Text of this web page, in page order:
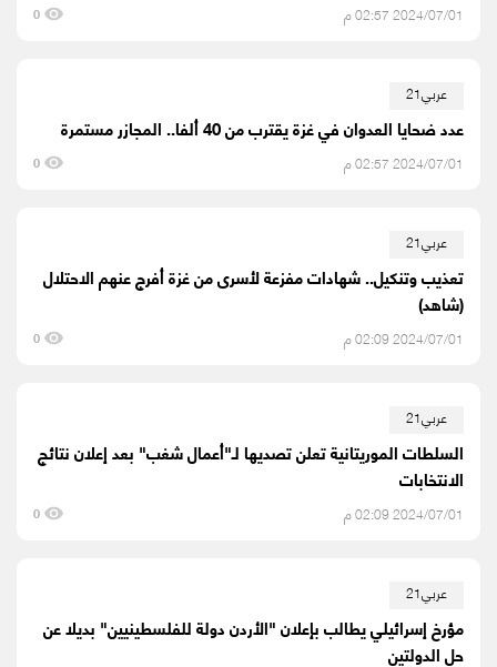
2024/07/01 02:57 م 0
عربي21
عدد ضحايا العدوان في غزة يقترب من 40 ألفا.. المجازر مستمرة
2024/07/01 02:57 م 0
عربي21
تعذيب وتنكيل.. شهادات مفزعة لأسرى من غزة أفرج عنهم الاحتلال
(شاهد)
2024/07/01 02:09 م 0
عربي21
السلطات الموريتانية تعلن تصديها لـ"أعمال شغب" بعد إعلان نتائج
الانتخابات
2024/07/01 02:09 م 0
عربي21
مؤرخ إسرائيلي يطالب بإعلان "الأردن دولة للفلسطينيين" بديلا عن
حل الدولتين